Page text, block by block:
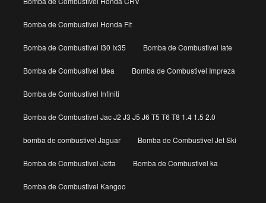
Bomba de Combustivel Honda Fit
Bomba de Combustivel I30 Ix35 Bomba de Combustivel Iate
Bomba de Combustivel Idea Bomba de Combustivel Impreza
Bomba de Combustivel Infiniti
Bomba de Combustivel Jac J2 J3 J5 J6 T5 T6 T8 1.4 1.5 2.0
bomba de combustivel Jaguar Bomba de Combustivel Jet Ski
Bomba de Combustivel Jetta Bomba de Combustivel ka
Bomba de Combustivel Kangoo